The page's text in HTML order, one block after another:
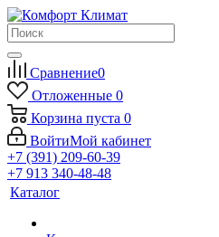
Сравнение0
Отложенные 0
Корзина пуста 0
ВойтиМой кабинет
+7 (391) 209-60-39
+7 913 340-48-48
Каталог